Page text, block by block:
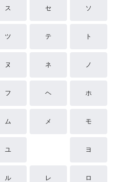
ス セ ソ
ツ テ ト
ヌ ネ ノ
フ ヘ ホ
ム メ モ
ユ ヨ
ル レ ロ